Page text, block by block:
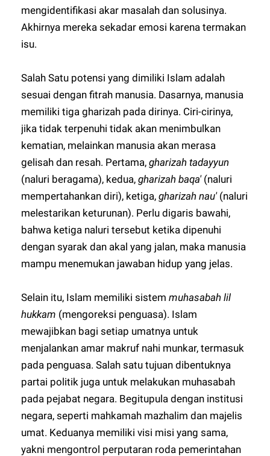
mengidentifikasi akar masalah dan solusinya.
Akhirnya mereka sekadar emosi karena termakan
isu.
Salah Satu potensi yang dimiliki Islam adalah
sesuai dengan fitrah manusia. Dasarnya, manusia
memiliki tiga gharizah pada dirinya. Ciri-cirinya,
jika tidak terpenuhi tidak akan menimbulkan
kematian, melainkan manusia akan merasa
gelisah dan resah. Pertama,gharizah tadayyun
(naluri beragama), kedua,gharizah baqa' (naluri
mempertahankan diri), ketiga,gharizah nau' (naluri
melestarikan keturunan). Perlu digaris bawahi,
bahwa ketiga naluri tersebut ketika dipenuhi
dengan syarak dan akal yang jalan, maka manusia
mampu menemukan jawaban hidup yang jelas.
Selain itu, Islam memiliki sistemmuhasabah lil
hukkam (mengoreksi penguasa). Islam
mewajibkan bagi setiap umatnya untuk
menjalankan amar makruf nahi munkar, termasuk
pada penguasa. Salah satu tujuan dibentuknya
partai politik juga untuk melakukan muhasabah
pada pejabat negara. Begitupula dengan institusi
negara, seperti mahkamah mazhalim dan majelis
umat. Keduanya memiliki visi misi yang sama,
yakni mengontrol perputaran roda pemerintahan